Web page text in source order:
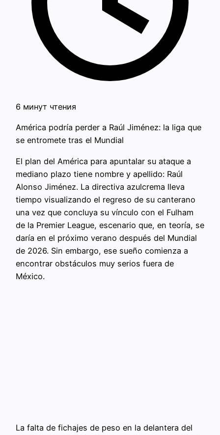
6 минут чтения
América podría perder a Raúl Jiménez: la liga que
se entromete tras el Mundial
El plan del América para apuntalar su ataque a
mediano plazo tiene nombre y apellido: Raúl
Alonso Jiménez. La directiva azulcrema lleva
tiempo visualizando el regreso de su canterano
una vez que concluya su vínculo con el Fulham
de la Premier League, escenario que, en teoría, se
daría en el próximo verano después del Mundial
de 2026. Sin embargo, ese sueño comienza a
encontrar obstáculos muy serios fuera de
México.
La falta de fichajes de peso en la delantera del